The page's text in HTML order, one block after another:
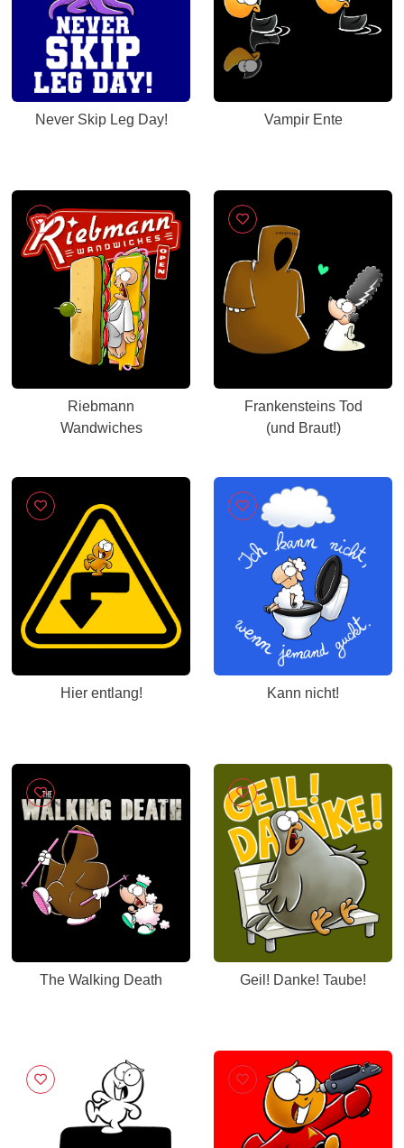
Never Skip Leg Day! Vampir Ente
Riebmann
Wandwiches
Frankensteins Tod
(und Braut!)
Hier entlang! Kann nicht!
The Walking Death Geil! Danke! Taube!